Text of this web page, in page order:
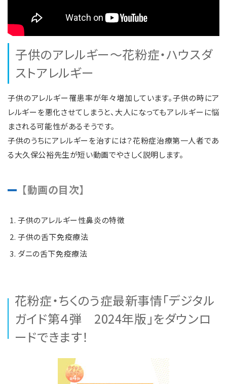
子供のアレルギー～花粉症・ハウスダ
ストアレルギー
子供のアレルギー罹患率が年々増加しています。子供の時にア
レルギーを悪化させてしまうと、大人になってもアレルギーに悩
まされる可能性があるそうです。
子供のうちにアレルギーを治すには？花粉症治療第一人者であ
る大久保公裕先生が短い動画でやさしく説明します。
【動画の目次】
子供のアレルギー性鼻炎の特徴
子供の舌下免疫療法
ダニの舌下免疫療法
花粉症・ちくのう症最新事情「デジタル
ガイド第４弾 2024年版」をダウンロ
ードできます！